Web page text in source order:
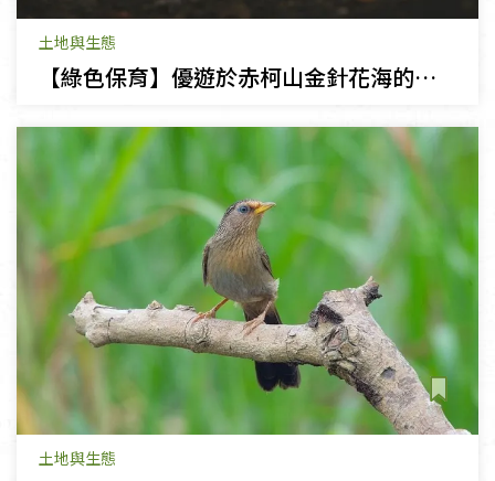
土地與生態
【綠色保育】優遊於赤柯山金針花海的山羌
土地與生態